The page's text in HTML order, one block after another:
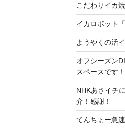
こだわりイカ
イカロボット
ようやくの活
オフシーズン
スペースです！
NHKあさイチ
介！感謝！
てんちょー急